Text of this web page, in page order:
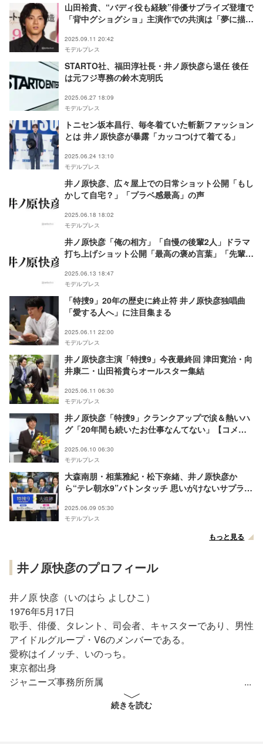
山田裕貴、“バディ役も経験”俳優サプライズ登壇で
「背中グショグショ」主演作での共演は「夢に描い
2025.09.11 20:42
モデルプレス
STARTO社、福田淳社長・井ノ原快彦ら退任 後任
は元フジ専務の鈴木克明氏
2025.06.27 18:09
モデルプレス
トニセン坂本昌行、毎冬着ていた斬新ファッション
とは 井ノ原快彦が暴露「カッコつけて着てる」
2025.06.24 13:10
モデルプレス
井ノ原快彦、広々屋上での日常ショット公開「もし
かして自宅？」「プラベ感最高」の声
2025.06.18 18:02
モデルプレス
井ノ原快彦「俺の相方」「自慢の後輩2人」ドラマ
打ち上げショット公開「最高の褒め言葉」「先輩の
2025.06.13 18:47
モデルプレス
「特捜9」20年の歴史に終止符 井ノ原快彦独唱曲
「愛する人へ」に注目集まる
2025.06.11 22:00
モデルプレス
井ノ原快彦主演「特捜9」今夜最終回 津田寛治・向
井康二・山田裕貴らオールスター集結
2025.06.11 06:30
モデルプレス
井ノ原快彦「特捜9」クランクアップで涙＆熱いハ
グ「20年間も続いたお仕事なんてない」【コメン
2025.06.10 06:30
モデルプレス
大森南朋・相葉雅紀・松下奈緒、井ノ原快彦か
ら“テレ朝水9”バトンタッチ 思いがけないサプライ
2025.06.09 05:30
モデルプレス
もっと見る
井ノ原快彦のプロフィール
井ノ原 快彦（いのはら よしひこ）
1976年5月17日
歌手、俳優、タレント、司会者、キャスターであり、男性
アイドルグループ・V6のメンバーである。
愛称はイノッチ、いのっち。
東京都出身
ジャニーズ事務所所属
続きを読む